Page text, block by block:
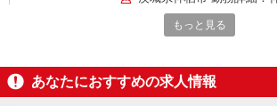
自転車/バイク 最寄り駅：下
構内の（無料）駐車場利用OK
もっと見る
あなたにおすすめの求人情報